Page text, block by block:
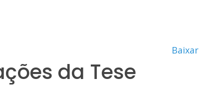
Baixar
da Tese